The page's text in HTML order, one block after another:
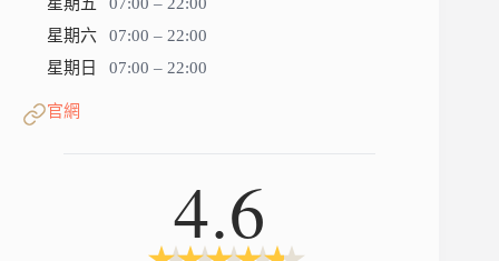
星期五
07:00 – 22:00
星期六
07:00 – 22:00
星期日
07:00 – 22:00
官網
4.6